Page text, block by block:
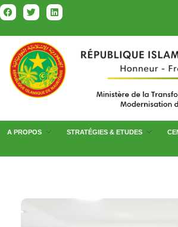
A PROPOS STRATÉGIES & ETUDES